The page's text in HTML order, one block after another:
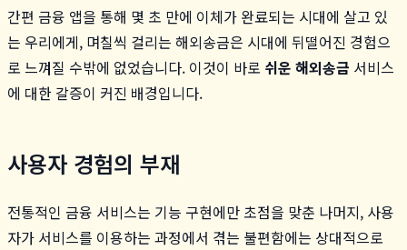
간편 금융 앱을 통해 몇 초 만에 이체가 완료되는 시대에 살고 있
는 우리에게, 며칠씩 걸리는 해외송금은 시대에 뒤떨어진 경험으
로 느껴질 수밖에 없었습니다. 이것이 바로 쉬운 해외송금 서비스
에 대한 갈증이 커진 배경입니다.
사용자 경험의 부재
전통적인 금융 서비스는 기능 구현에만 초점을 맞춘 나머지, 사용
자가 서비스를 이용하는 과정에서 겪는 불편함에는 상대적으로